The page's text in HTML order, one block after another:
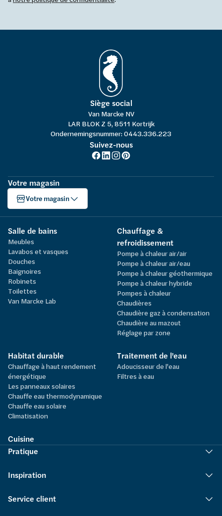
Siège social
Van Marcke NV
LAR BLOK Z 5, 8511 Kortrijk
Ondernemingsnummer: 0443.336.223
Suivez-nous
Votre magasin
Votre magasin
Salle de bains
Meubles
Lavabos et vasques
Douches
Baignoires
Robinets
Toilettes
Van Marcke Lab
Chauffage &
refroidissement
Pompe à chaleur air/air
Pompe à chaleur air/eau
Pompe à chaleur géothermique
Pompe à chaleur hybride
Pompes à chaleur
Chaudières
Chaudière gaz à condensation
Chaudière au mazout
Réglage par zone
Habitat durable
Chauffage à haut rendement
énergétique
Les panneaux solaires
Chauffe eau thermodynamique
Chauffe eau solaire
Climatisation
Traitement de l'eau
Adoucisseur de l'eau
Filtres à eau
Cuisine
Pratique
Inspiration
Service client